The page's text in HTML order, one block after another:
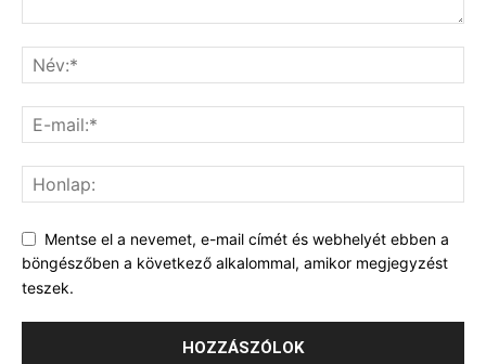
Mentse el a nevemet, e-mail címét és webhelyét ebben a
böngészőben a következő alkalommal, amikor megjegyzést
teszek.